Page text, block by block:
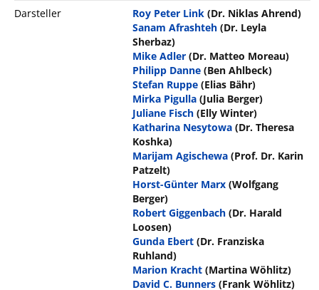
Darsteller
Roy Peter Link (Dr. Niklas Ahrend)
Sanam Afrashteh (Dr. Leyla
Sherbaz)
Mike Adler (Dr. Matteo Moreau)
Philipp Danne (Ben Ahlbeck)
Stefan Ruppe (Elias Bähr)
Mirka Pigulla (Julia Berger)
Juliane Fisch (Elly Winter)
Katharina Nesytowa (Dr. Theresa
Koshka)
Marijam Agischewa (Prof. Dr. Karin
Patzelt)
Horst-Günter Marx (Wolfgang
Berger)
Robert Giggenbach (Dr. Harald
Loosen)
Gunda Ebert (Dr. Franziska
Ruhland)
Marion Kracht (Martina Wöhlitz)
David C. Bunners (Frank Wöhlitz)